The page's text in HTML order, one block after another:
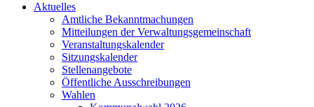
Aktuelles
Amtliche Bekanntmachungen
Mitteilungen der Verwaltungsgemeinschaft
Veranstaltungskalender
Sitzungskalender
Stellenangebote
Öffentliche Ausschreibungen
Wahlen